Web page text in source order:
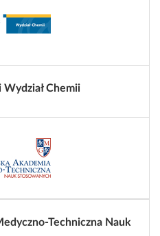
Chemii
Techniczna Nauk